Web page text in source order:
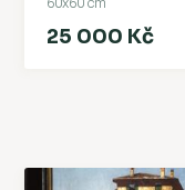
25 000 Kč